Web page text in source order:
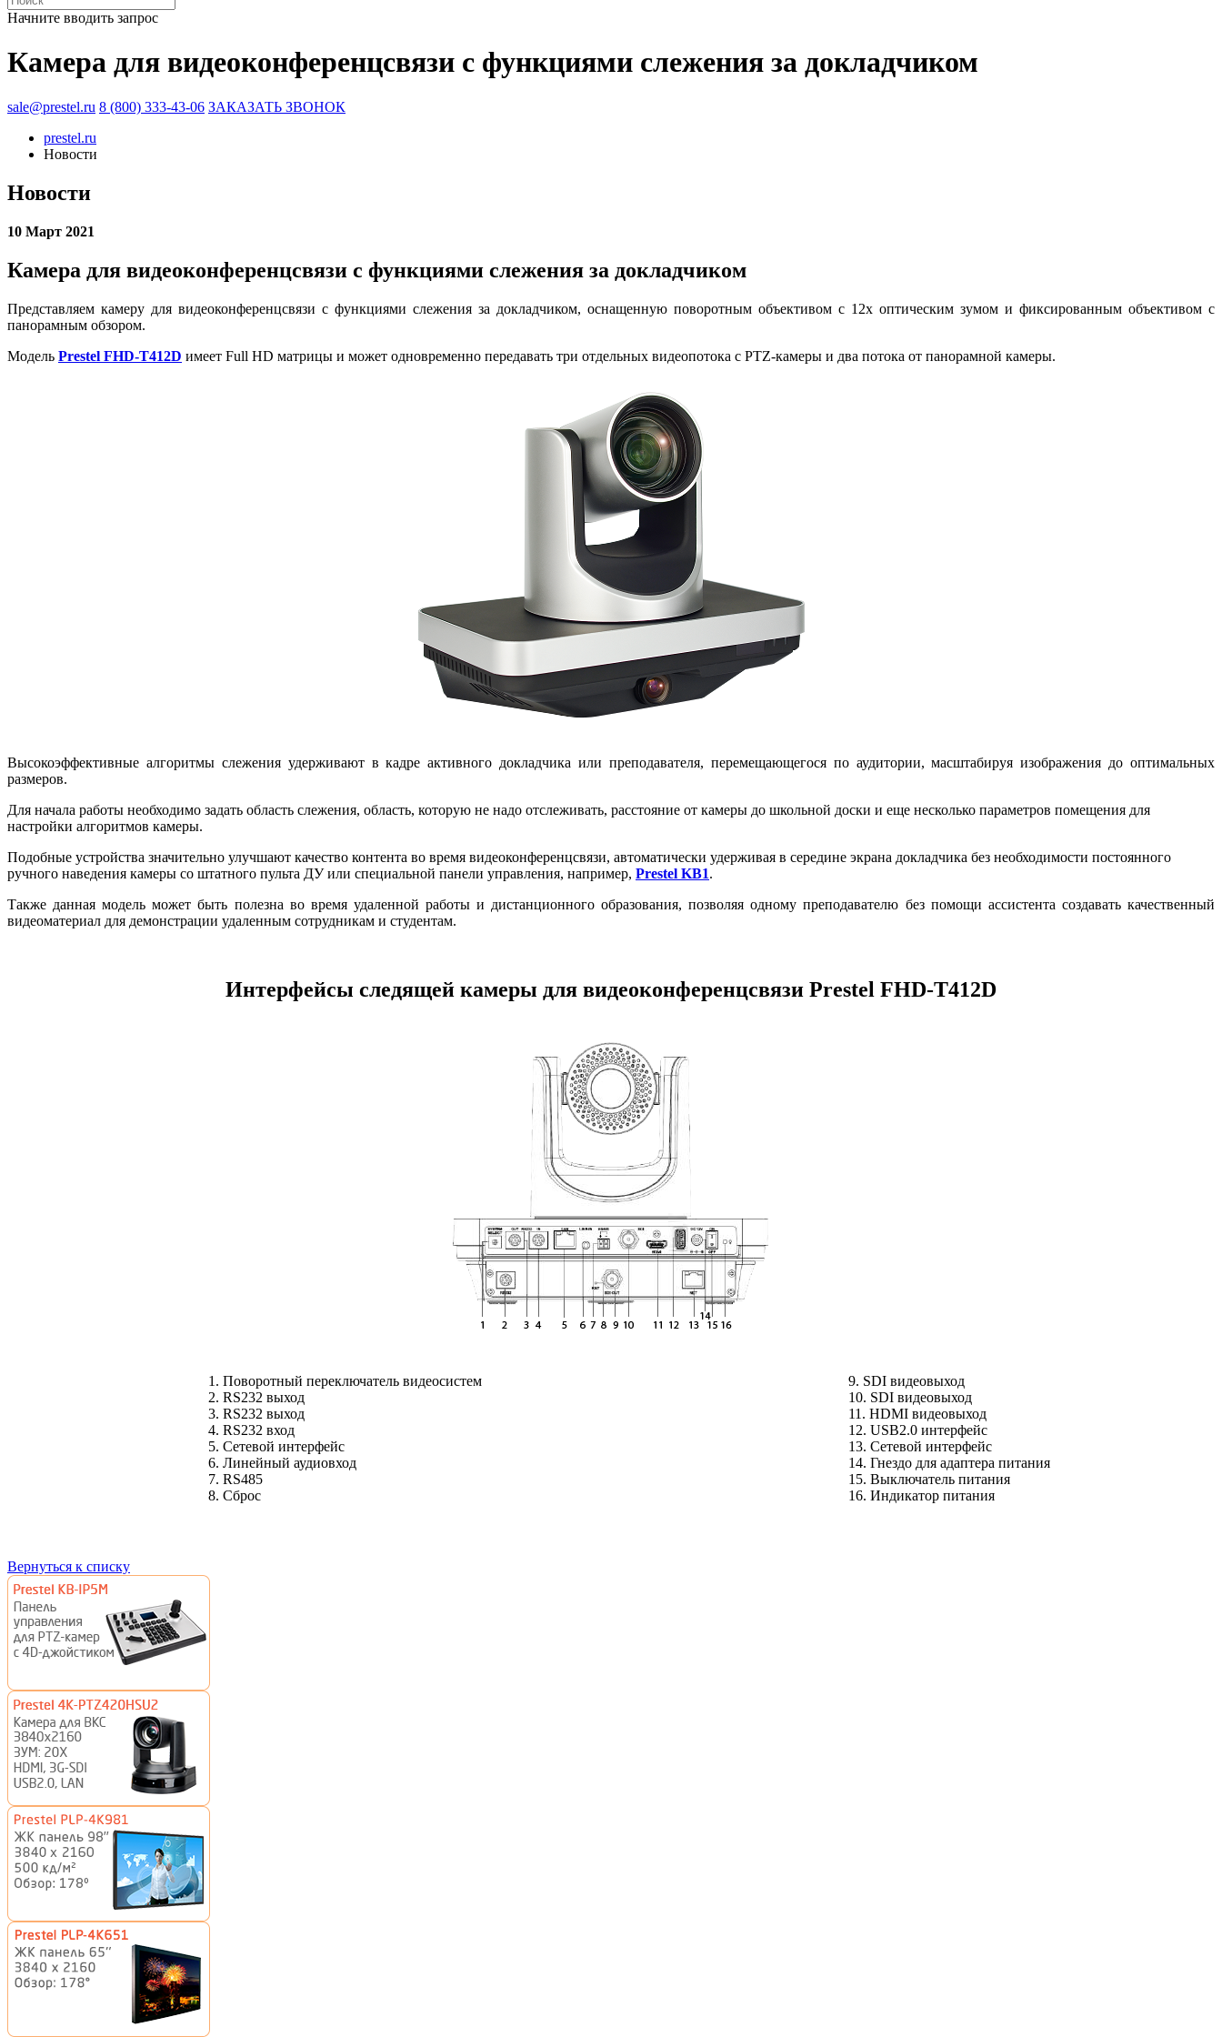
Начните вводить запрос
Камера для видеоконференцсвязи с функциями слежения за докладчиком
sale@prestel.ru 8 (800) 333-43-06 ЗАКАЗАТЬ ЗВОНОК
prestel.ru
Новости
Новости
10 Март 2021
Камера для видеоконференцсвязи с функциями слежения за докладчиком
Представляем камеру для видеоконференцсвязи с функциями слежения за докладчиком, оснащенную поворотным объективом с 12х оптическим зумом и фиксированным объективом с
панорамным обзором.
Модель Prestel FHD-T412D имеет Full HD матрицы и может одновременно передавать три отдельных видеопотока с PTZ-камеры и два потока от панорамной камеры.
Высокоэффективные алгоритмы слежения удерживают в кадре активного докладчика или преподавателя, перемещающегося по аудитории, масштабируя изображения до оптимальных
размеров.
Для начала работы необходимо задать область слежения, область, которую не надо отслеживать, расстояние от камеры до школьной доски и еще несколько параметров помещения для
настройки алгоритмов камеры.
Подобные устройства значительно улучшают качество контента во время видеоконференцсвязи, автоматически удерживая в середине экрана докладчика без необходимости постоянного
ручного наведения камеры со штатного пульта ДУ или специальной панели управления, например, Prestel KB1.
Также данная модель может быть полезна во время удаленной работы и дистанционного образования, позволяя одному преподавателю без помощи ассистента создавать качественный
видеоматериал для демонстрации удаленным сотрудникам и студентам.
Интерфейсы следящей камеры для видеоконференцсвязи Prestel FHD-T412D
1. Поворотный переключатель видеосистем
2. RS232 выход
3. RS232 выход
4. RS232 вход
5. Сетевой интерфейс
6. Линейный аудиовход
7. RS485
8. Сброс
9. SDI видеовыход
10. SDI видеовыход
11. HDMI видеовыход
12. USB2.0 интерфейс
13. Сетевой интерфейс
14. Гнездо для адаптера питания
15. Выключатель питания
16. Индикатор питания
Вернуться к списку